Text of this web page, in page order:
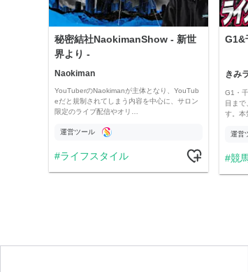
秘密結社NaokimanShow - 新世
界より -
Naokiman
YouTuberのNaokimanが主体となり、YouTub
eだと規制されてしまう内容を中心に、サロン
限定のライブ配信やオリ…
運営ツール
ライフスタイル
G1&
きみ
G1・
目まで
す。本
運営
競